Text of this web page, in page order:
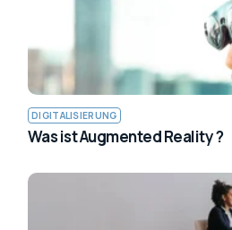
DIGITALISIERUNG
Was ist Augmented Reality ?